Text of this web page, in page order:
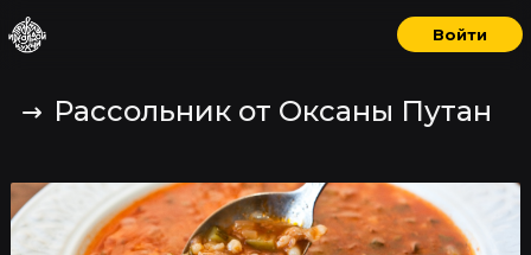
Войти
Рассольник от Оксаны Путан